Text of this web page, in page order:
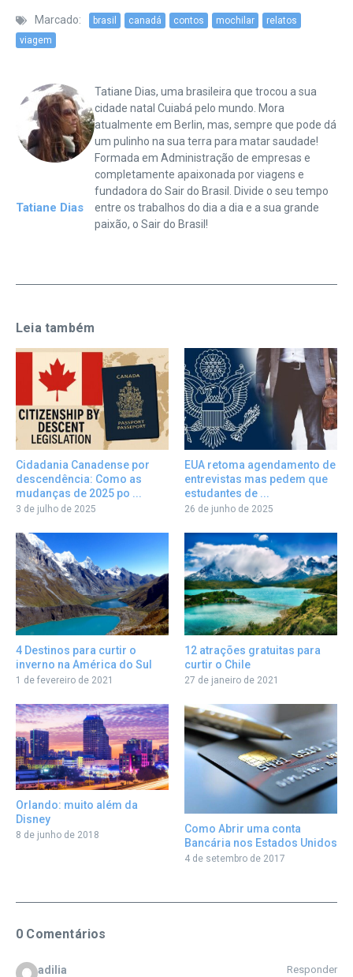
Marcado: brasil canadá contos mochilar
relatos
viagem
Tatiane Dias
Tatiane Dias, uma brasileira que trocou a sua
cidade natal Cuiabá pelo mundo. Mora
atualmente em Berlin, mas, sempre que pode dá
um pulinho na sua terra para matar saudade!
Formada em Administração de empresas e
completamente apaixonada por viagens e
fundadora do Sair do Brasil. Divide o seu tempo
entre os trabalhos do dia a dia e a sua grande
paixão, o Sair do Brasil!
Leia também
Cidadania Canadense por
descendência: Como as
mudanças de 2025 po ...
3 de julho de 2025
EUA retoma agendamento de
entrevistas mas pedem que
estudantes de ...
26 de junho de 2025
4 Destinos para curtir o
inverno na América do Sul
1 de fevereiro de 2021
12 atrações gratuitas para
curtir o Chile
27 de janeiro de 2021
Orlando: muito além da
Disney
8 de junho de 2018
Como Abrir uma conta
Bancária nos Estados Unidos
4 de setembro de 2017
0 Comentários
adilia Responder